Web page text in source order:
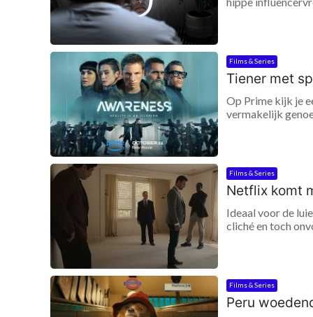
Films & Series
Tiener met
Op Prime kijk je
vermakelijk
Films & Series
Netflix komt
Ideaal voor de
cliché en toch
Films & Series
Peru